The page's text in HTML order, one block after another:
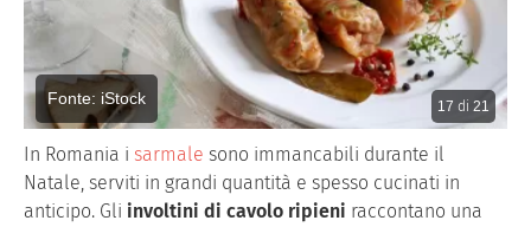
17 di 21
Fonte: iStock
In Romania i sarmale sono immancabili durante il
Natale, serviti in grandi quantità e spesso cucinati in
anticipo. Gli involtini di cavolo ripieni raccontano una